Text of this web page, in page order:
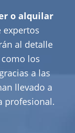
o alquilar
expertos
al detalle
los
a las
llevado a
profesional.